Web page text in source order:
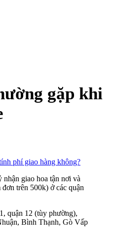
gặp khi
phí giao hàng không?
nhận giao hoa tận nơi và
trên 500k) ở các quận
quận 12 (tùy phường),
Bình Thạnh, Gò Vấp